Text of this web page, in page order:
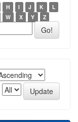
H I J K
L
W X Y Z